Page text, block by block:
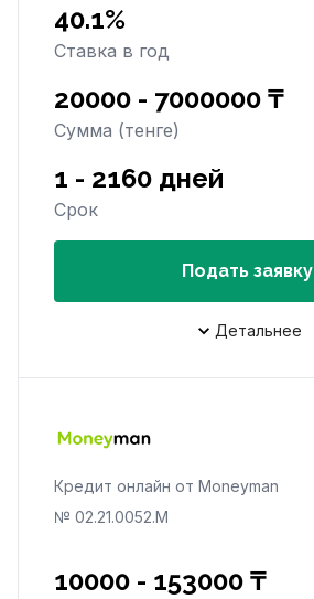
40.1%
Ставка в год
20000 - 7000000 ₸
Сумма (тенге)
1 - 2160 дней
Срок
Подать заявку
Детальнее
Кредит онлайн от Moneyman
№ 02.21.0052.М
10000 - 153000 ₸